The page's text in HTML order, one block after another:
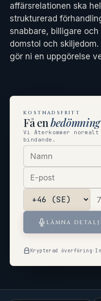
affärsrelationen ska
strukturerad
snabbare, billigare
domstol och
gör ni en uppgörelse
KOSTNADSFRITT
Få enbedömning
Vi återkommer
bindande.
LÄMNA
Krypterad överföring ·